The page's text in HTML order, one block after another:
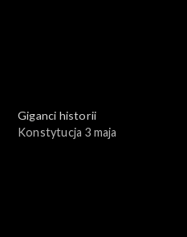
Giganci historii
Konstytucja 3 maja